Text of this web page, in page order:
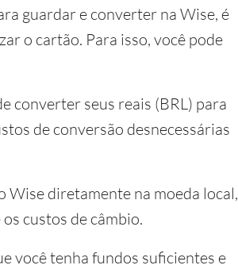
guardar e converter na Wise, é
o cartão. Para isso, você pode
converter seus reais (BRL) para
de conversão desnecessárias
Wise diretamente na moeda local,
custos de câmbio.
você tenha fundos suficientes e